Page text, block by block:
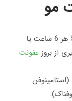
مو
یک آنتی‌بیوتیک خوراکی (سفالکسین 500 هر 6 ساعت یا
عفونت
.